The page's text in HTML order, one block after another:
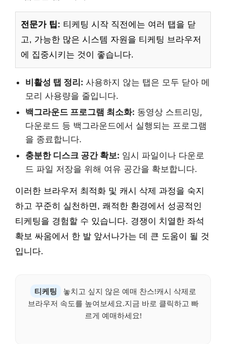
전문가 팁: 티케팅 시작 직전에는 여러 탭을 닫
고, 가능한 많은 시스템 자원을 티케팅 브라우저
에 집중시키는 것이 좋습니다.
비활성 탭 정리: 사용하지 않는 탭은 모두 닫아 메
모리 사용량을 줄입니다.
백그라운드 프로그램 최소화: 동영상 스트리밍,
다운로드 등 백그라운드에서 실행되는 프로그램
을 종료합니다.
충분한 디스크 공간 확보: 임시 파일이나 다운로
드 파일 저장을 위해 여유 공간을 확보합니다.
이러한 브라우저 최적화 및 캐시 삭제 과정을 숙지
하고 꾸준히 실천하면, 쾌적한 환경에서 성공적인
티케팅을 경험할 수 있습니다. 경쟁이 치열한 좌석
확보 싸움에서 한 발 앞서나가는 데 큰 도움이 될 것
입니다.
티케팅
놓치고 싶지 않은 예매 찬스!캐시 삭제로
브라우저 속도를 높여보세요.지금 바로 클릭하고 빠
르게 예매하세요!